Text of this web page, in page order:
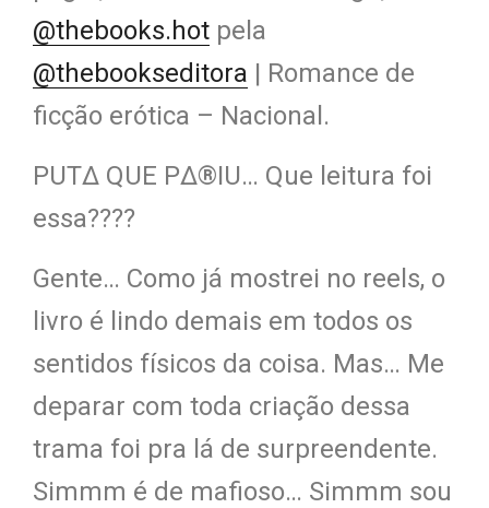
@thebooks.hot pela
@thebookseditora | Romance de
ficção erótica – Nacional.
PUT∆ QUE P∆®IU… Que leitura foi
essa????
Gente… Como já mostrei no reels, o
livro é lindo demais em todos os
sentidos físicos da coisa. Mas… Me
deparar com toda criação dessa
trama foi pra lá de surpreendente.
Simmm é de mafioso… Simmm sou